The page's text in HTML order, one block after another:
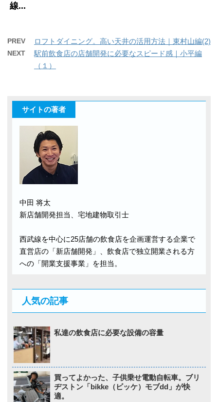
線...
PREV ロフトダイニング。高い天井の活用方法｜東村山編(2)
NEXT
駅前飲食店の店舗開発に必要なスピード感｜小平編
（１）
サイトの著者
中田 将太
新店舗開発担当、宅地建物取引士
西武線を中心に25店舗の飲食店を企画運営する企業で
直営店の「新店舗開発」、飲食店で独立開業される方
への「開業支援事業」を担当。
人気の記事
私達の飲食店に必要な設備の容量
買ってよかった、子供乗せ電動自転車。ブリ
ヂストン「bikke（ビッケ）モブdd」が快
適。